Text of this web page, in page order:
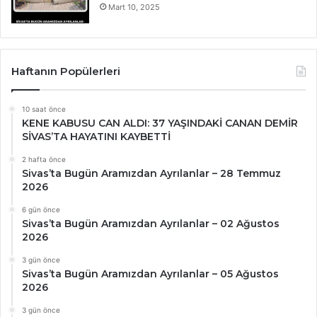
Mart 10, 2025
Haftanın Popülerleri
10 saat önce
KENE KABUSU CAN ALDI: 37 YAŞINDAKİ CANAN DEMİR
SİVAS’TA HAYATINI KAYBETTİ
2 hafta önce
Sivas’ta Bugün Aramızdan Ayrılanlar – 28 Temmuz
2026
6 gün önce
Sivas’ta Bugün Aramızdan Ayrılanlar – 02 Ağustos
2026
3 gün önce
Sivas’ta Bugün Aramızdan Ayrılanlar – 05 Ağustos
2026
3 gün önce